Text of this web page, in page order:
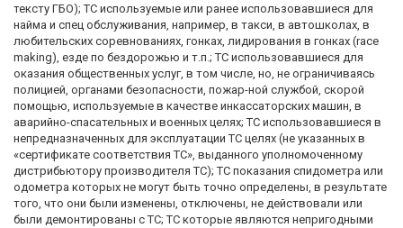
тексту ГБО); ТС используемые или ранее использовавшиеся для
найма и спец обслуживания, например, в такси, в автошколах, в
любительских соревнованиях, гонках, лидирования в гонках (race
making), езде по бездорожью и т.п.; ТС использовавшиеся для
оказания общественных услуг, в том числе, но, не ограничиваясь
полицией, органами безопасности, пожар-ной службой, скорой
помощью, используемые в качестве инкассаторских машин, в
аварийно-спасательных и военных целях; ТС использовавшиеся в
непредназначенных для эксплуатации ТС целях (не указанных в
«сертификате соответствия ТС», выданного уполномоченному
дистрибьютору производителя ТС); ТС показания спидометра или
одометра которых не могут быть точно определены, в результате
того, что они были изменены, отключены, не действовали или
были демонтированы с ТС; ТС которые являются непригодными